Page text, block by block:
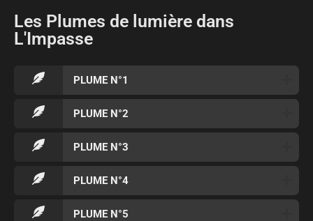
Les Plumes de lumière dans
L'Impasse
PLUME N°1
PLUME N°2
PLUME N°3
PLUME N°4
PLUME N°5